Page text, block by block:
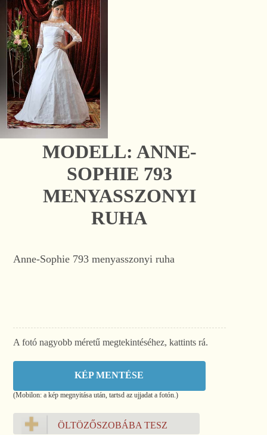
MODELL: ANNE-
SOPHIE 793
MENYASSZONYI
RUHA
Anne-Sophie 793 menyasszonyi ruha
A fotó nagyobb méretű megtekintéséhez, kattints rá.
KÉP MENTÉSE
(Mobilon: a kép megnyitása után, tartsd az ujjadat a fotón.)
ÖLTÖZŐSZOBÁBA TESZ